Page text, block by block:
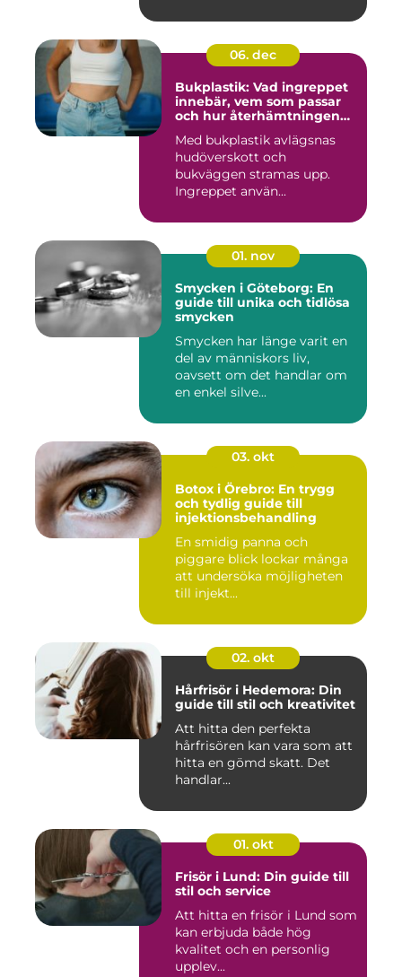
06. dec
Bukplastik: Vad ingreppet
innebär, vem som passar
och hur återhämtningen
Med bukplastik avlägsnas
hudöverskott och
bukväggen stramas upp.
Ingreppet använ...
01. nov
Smycken i Göteborg: En
guide till unika och tidlösa
smycken
Smycken har länge varit en
del av människors liv,
oavsett om det handlar om
en enkel silve...
03. okt
Botox i Örebro: En trygg
och tydlig guide till
injektionsbehandling
En smidig panna och
piggare blick lockar många
att undersöka möjligheten
till injekt...
02. okt
Hårfrisör i Hedemora: Din
guide till stil och kreativitet
Att hitta den perfekta
hårfrisören kan vara som att
hitta en gömd skatt. Det
handlar...
01. okt
Frisör i Lund: Din guide till
stil och service
Att hitta en frisör i Lund som
kan erbjuda både hög
kvalitet och en personlig
upplev...